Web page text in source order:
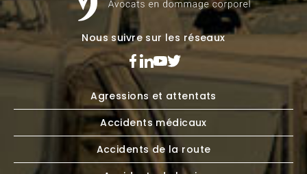
Nous suivre sur les réseaux
Agressions et attentats
Accidents médicaux
Accidents de la route